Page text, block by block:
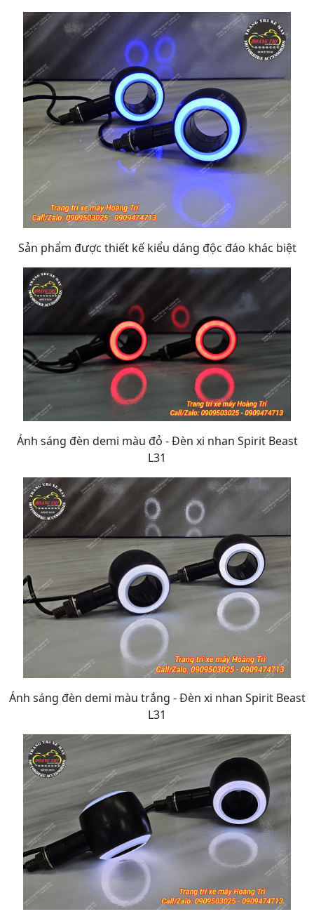
Sản phẩm được thiết kế kiểu dáng độc đáo khác biệt
Ánh sáng đèn demi màu đỏ - Đèn xi nhan Spirit Beast
L31
Ánh sáng đèn demi màu trắng - Đèn xi nhan Spirit Beast
L31